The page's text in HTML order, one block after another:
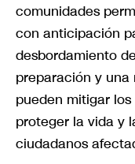
comunidades
con anticipación
desbordamiento
preparación y una
pueden mitigar
proteger la vida y
ciudadanos